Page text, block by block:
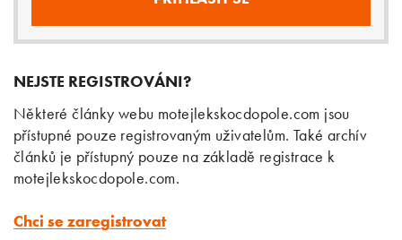
NEJSTE REGISTROVÁNI?
Některé články webu motejlekskocdopole.com jsou
přístupné pouze registrovaným uživatelům. Také archív
článků je přístupný pouze na základě registrace k
motejlekskocdopole.com.
Chci se zaregistrovat